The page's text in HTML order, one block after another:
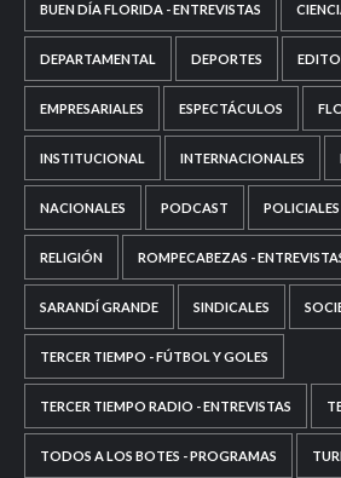
BUEN DÍA FLORIDA - ENTREVISTAS
DEPARTAMENTAL DEPORTES
EMPRESARIALES ESPECTÁCULOS
INSTITUCIONAL INTERNACIONALES
NACIONALES PODCAST POLICIALES
RELIGIÓN ROMPECABEZAS -
SARANDÍ GRANDE SINDICALES
TERCER TIEMPO - FÚTBOL Y GOLES
TERCER TIEMPO RADIO - ENTREVISTAS
TODOS A LOS BOTES - PROGRAMAS